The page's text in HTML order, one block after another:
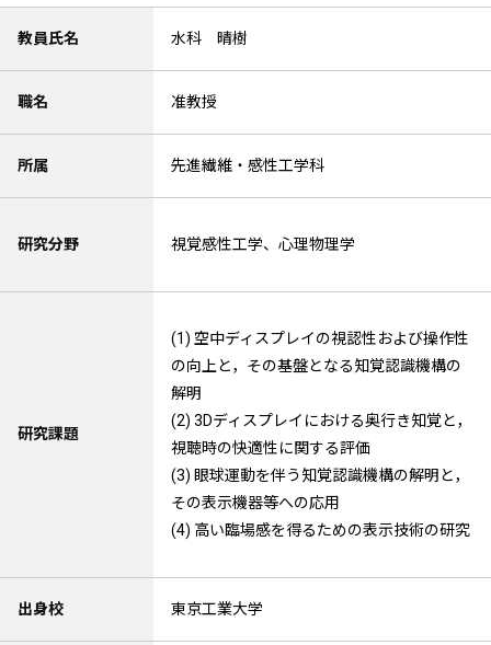
教員氏名 水科 晴樹
職名 准教授
所属 先進繊維・感性工学科
研究分野 視覚感性工学、心理物理学
研究課題
(1) 空中ディスプレイの視認性および操作性
の向上と，その基盤となる知覚認識機構の
解明
(2) 3Dディスプレイにおける奥行き知覚と，
視聴時の快適性に関する評価
(3) 眼球運動を伴う知覚認識機構の解明と，
その表示機器等への応用
(4) 高い臨場感を得るための表示技術の研究
出身校 東京工業大学